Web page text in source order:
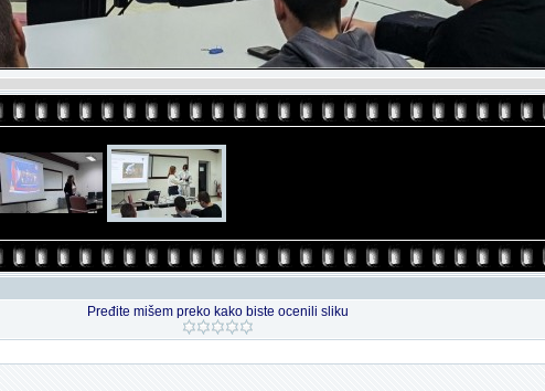
Pređite mišem preko kako biste ocenili sliku